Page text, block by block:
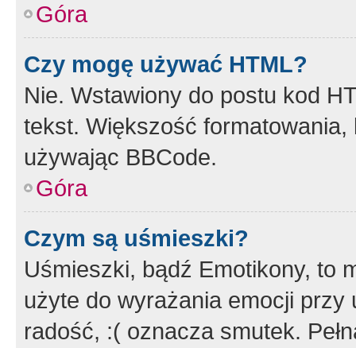
Góra
Czy mogę używać HTML?
Nie. Wstawiony do postu kod
tekst. Większość
używając BBCode.
Góra
Czym są uśmieszki?
Uśmieszki, bądź Emotikony, to
użyte do wyrażania emocji
radość, :( oznacza smutek.